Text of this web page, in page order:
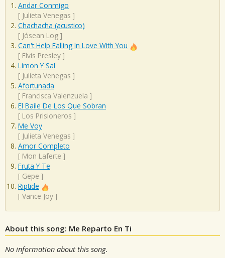
Andar Conmigo
[ Julieta Venegas ]
Chachacha (acustico)
[ Jósean Log ]
Can't Help Falling In Love With You
[ Elvis Presley ]
Limon Y Sal
[ Julieta Venegas ]
Afortunada
[ Francisca Valenzuela ]
El Baile De Los Que Sobran
[ Los Prisioneros ]
Me Voy
[ Julieta Venegas ]
Amor Completo
[ Mon Laferte ]
Fruta Y Te
[ Gepe ]
Riptide
[ Vance Joy ]
About this song: Me Reparto En Ti
No information about this song.